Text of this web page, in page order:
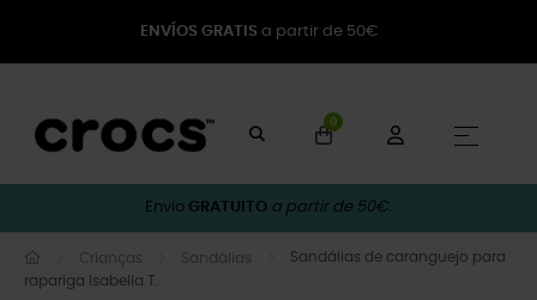
ENVÍOS GRATIS a partir de 50€
0
☰
Envio GRATUITO a partir de 50€.
Crianças Sandálias
Sandálias de caranguejo para
rapariga Isabella T.